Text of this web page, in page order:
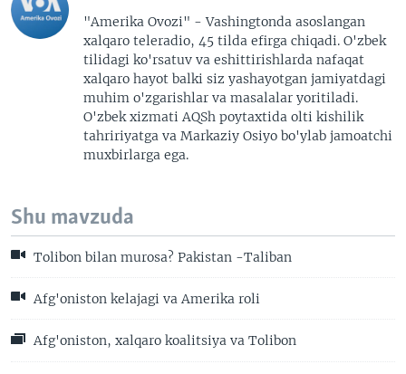
"Amerika Ovozi" - Vashingtonda asoslangan
xalqaro teleradio, 45 tilda efirga chiqadi. O'zbek
tilidagi ko'rsatuv va eshittirishlarda nafaqat
xalqaro hayot balki siz yashayotgan jamiyatdagi
muhim o'zgarishlar va masalalar yoritiladi.
O'zbek xizmati AQSh poytaxtida olti kishilik
tahririyatga va Markaziy Osiyo bo'ylab jamoatchi
muxbirlarga ega.
Shu mavzuda
Tolibon bilan murosa? Pakistan -Taliban
Afg'oniston kelajagi va Amerika roli
Afg'oniston, xalqaro koalitsiya va Tolibon